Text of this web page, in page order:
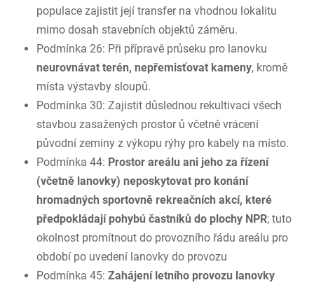
populace zajistit její transfer na vhodnou lokalitu
mimo dosah stavebních objektů záměru.
Podmínka 26: Při přípravě průseku pro lanovku
neurovnávat terén, nepřemisťovat kameny, kromě
místa výstavby sloupů.
Podmínka 30: Zajistit důslednou rekultivaci všech
stavbou zasažených prostor ů včetně vrácení
původní zeminy z výkopu rýhy pro kabely na místo.
Podmínka 44: Prostor areálu ani jeho za řízení
(včetně lanovky) neposkytovat pro konání
hromadných sportovně rekreačních akcí, které
předpokládají pohybú častníků do plochy NPR; tuto
okolnost promítnout do provozního řádu areálu pro
období po uvedení lanovky do provozu
Podmínka 45: Zahájení letního provozu lanovky